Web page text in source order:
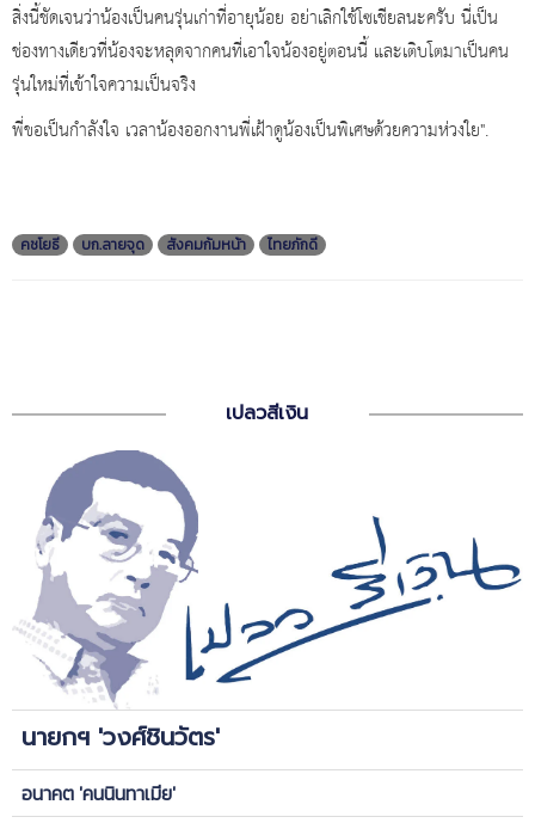
สิ่งนี้ชัดเจนว่าน้องเป็นคนรุ่นเก่าที่อายุน้อย อย่าเลิกใช้โซเชียลนะครับ นี่เป็น
ช่องทางเดียวที่น้องจะหลุดจากคนที่เอาใจน้องอยู่ตอนนี้ และเติบโตมาเป็นคน
รุ่นใหม่ที่เข้าใจความเป็นจริง
พี่ขอเป็นกำลังใจ เวลาน้องออกงานพี่เฝ้าดูน้องเป็นพิเศษด้วยความห่วงใย".
คชโยธี บก.ลายจุด สังคมก้มหน้า ไทยภักดี
เปลวสีเงิน
นายกฯ 'วงศ์ชินวัตร'
อนาคต 'คนนินทาเมีย'